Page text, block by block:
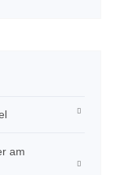
am